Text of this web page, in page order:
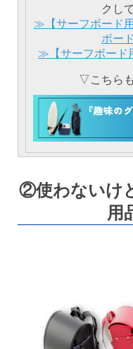
クし
≫【サーフボード
ボー
≫【サーフボード
▽こちら
②使わないけ
用